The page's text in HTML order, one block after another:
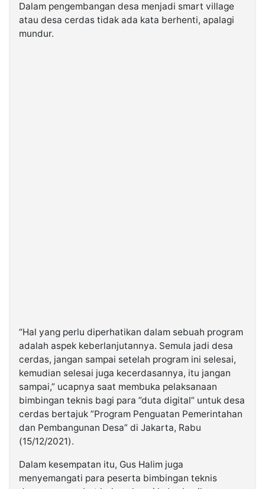
Kabarbaru
Media
Holding
Dalam pengembangan desa menjadi smart village
atau desa cerdas tidak ada kata berhenti, apalagi
mundur.
“Hal yang perlu diperhatikan dalam sebuah program
adalah aspek keberlanjutannya. Semula jadi desa
cerdas, jangan sampai setelah program ini selesai,
kemudian selesai juga kecerdasannya, itu jangan
sampai,” ucapnya saat membuka pelaksanaan
bimbingan teknis bagi para ”duta digital” untuk desa
cerdas bertajuk ”Program Penguatan Pemerintahan
dan Pembangunan Desa” di Jakarta, Rabu
(15/12/2021).
Dalam kesempatan itu, Gus Halim juga
menyemangati para peserta bimbingan teknis